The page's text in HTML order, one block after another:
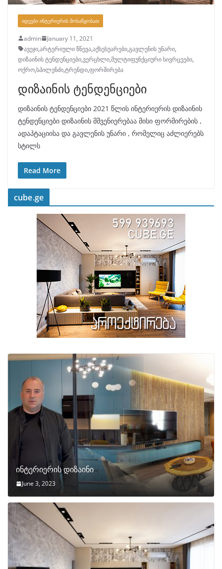
ᲘᲓᲔᲔᲑᲘ ᲘᲜᲢᲔᲠᲘᲔᲠᲘᲡ ᲛᲝᲡᲐᲬᲧᲝᲑᲐᲗ
admin
January 11, 2021
ავეჯი,არტერიული წნევა,აქსესუარები,გავლენის უნარი,
დიზაინის ტენდენციები,ვერცხლი,მულტიფუნქციური სივრცეები,
ოქრო,სპილენძი,ტრენდი,ფორმირება
დიზაინის ტენდენციები
დიზაინის ტენდენციები 2021 წლის ინტერიერის დიზაინის
ტენდენციები დიზაინის მშვენიერებაა მისი ფორმირების ,
ადაპტაციისა და გავლენის უნარი , რომელიც აძლიერებს
სტილს
Read More
cube.ge
ინტერიერის დიზაინი
June 3, 2023